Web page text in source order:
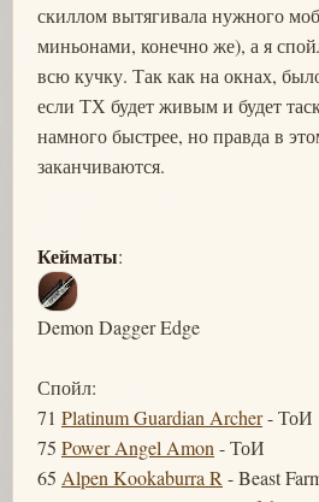
скиллом вытягивала нужного
миньонами, конечно же), а я
всю кучку. Так как на окнах,
если ТХ будет живым и будет
намного быстрее, но правда в
заканчиваются.
Кейматы:
Demon Dagger Edge
Спойл:
71 Platinum Guardian Archer- ТоИ
75 Power Angel Amon - ТоИ
65 Alpen Kookaburra R - Beast